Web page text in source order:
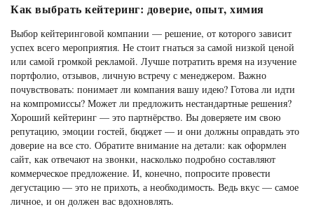
Как выбрать кейтеринг: доверие, опыт, химия
Выбор кейтеринговой компании — решение, от которого зависит
успех всего мероприятия. Не стоит гнаться за самой низкой ценой
или самой громкой рекламой. Лучше потратить время на изучение
портфолио, отзывов, личную встречу с менеджером. Важно
почувствовать: понимает ли компания вашу идею? Готова ли идти
на компромиссы? Может ли предложить нестандартные решения?
Хороший кейтеринг — это партнёрство. Вы доверяете им свою
репутацию, эмоции гостей, бюджет — и они должны оправдать это
доверие на все сто. Обратите внимание на детали: как оформлен
сайт, как отвечают на звонки, насколько подробно составляют
коммерческое предложение. И, конечно, попросите провести
дегустацию — это не прихоть, а необходимость. Ведь вкус — самое
личное, и он должен вас вдохновлять.